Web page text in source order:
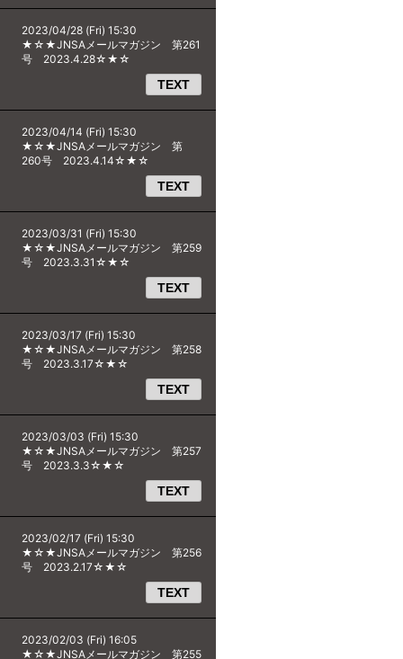
2023/04/28 (Fri) 15:30
★☆★JNSAメールマガジン 第261
号 2023.4.28☆★☆
TEXT
2023/04/14 (Fri) 15:30
★☆★JNSAメールマガジン 第
260号 2023.4.14☆★☆
TEXT
2023/03/31 (Fri) 15:30
★☆★JNSAメールマガジン 第259
号 2023.3.31☆★☆
TEXT
2023/03/17 (Fri) 15:30
★☆★JNSAメールマガジン 第258
号 2023.3.17☆★☆
TEXT
2023/03/03 (Fri) 15:30
★☆★JNSAメールマガジン 第257
号 2023.3.3☆★☆
TEXT
2023/02/17 (Fri) 15:30
★☆★JNSAメールマガジン 第256
号 2023.2.17☆★☆
TEXT
2023/02/03 (Fri) 16:05
★☆★JNSAメールマガジン 第255